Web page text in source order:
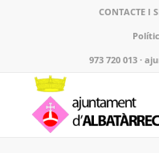
CONTACTE I
973 720 013 ·